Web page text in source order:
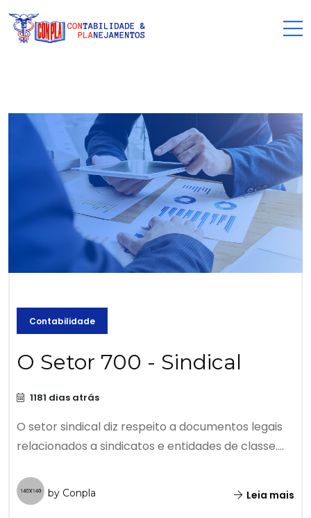
Contabilidade
O Setor 700 - Sindical
1181 dias atrás
O setor sindical diz respeito a documentos legais
relacionados a sindicatos e entidades de classe....
by Conpla Leia mais